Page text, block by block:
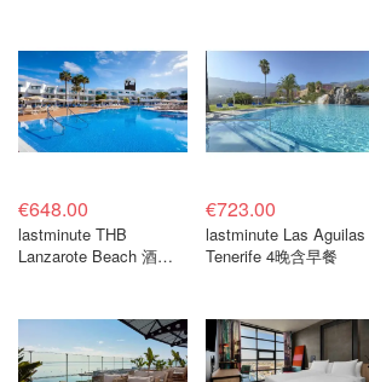
€648.00
lastminute THB
Lanzarote Beach 酒店 4
€723.00
lastminute Las Aguilas
Tenerife 4晚含早餐